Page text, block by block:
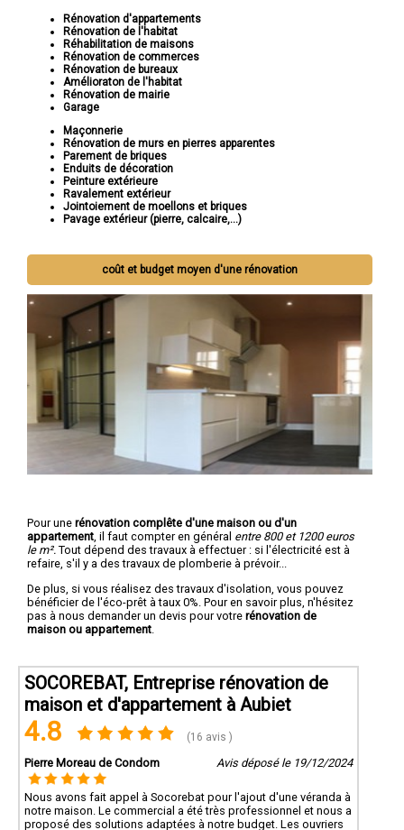
Rénovation d'appartements
Rénovation de l'habitat
Réhabilitation de maisons
Rénovation de commerces
Rénovation de bureaux
Amélioraton de l'habitat
Rénovation de mairie
Garage
Maçonnerie
Rénovation de murs en pierres apparentes
Parement de briques
Enduits de décoration
Peinture extérieure
Ravalement extérieur
Jointoiement de moellons et briques
Pavage extérieur (pierre, calcaire,...)
coût et budget moyen d'une rénovation
Pour une rénovation complête d'une maison ou d'un
appartement , il faut compter en général entre 800 et 1200 euros
le m². Tout dépend des travaux à effectuer : si l'électricité est à
refaire, s'il y a des travaux de plomberie à prévoir...
De plus, si vous réalisez des travaux d'isolation, vous pouvez
bénéficier de l'éco-prêt à taux 0%. Pour en savoir plus, n'hésitez
pas à nous demander un devis pour votre rénovation de
maison ou appartement
SOCOREBAT, Entreprise rénovation de
maison et d'appartement à Aubiet
4.8 (16 avis )
Pierre Moreau de Condom Avis déposé le 19/12/2024
Nous avons fait appel à Socorebat pour l'ajout d'une véranda à
notre maison. Le commercial a été très professionnel et nous a
proposé des solutions adaptées à notre budget. Les ouvriers